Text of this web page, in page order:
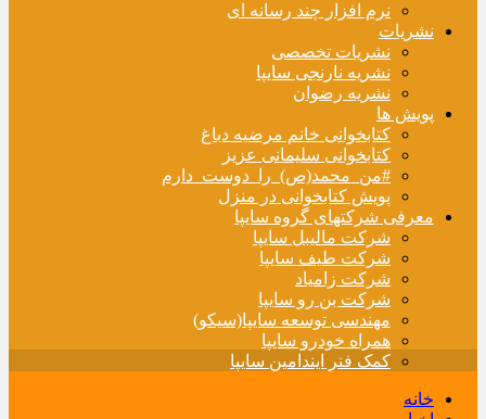
نرم افزار چند رسانه ای
نشریات
نشریات تخصصی
نشریه نارنجی سایپا
نشریه رضوان
پویش ها
کتابخوانی خانم مرضیه دباغ
کتابخوانی سلیمانی عزیز
#من_محمد(ص)_را_دوست_دارم
پویش کتابخوانی در منزل
معرفی شرکتهای گروه سایپا
شرکت مالیبل سایپا
شرکت طیف سایپا
شرکت زامیاد
شرکت بن رو سایپا
مهندسی توسعه سایپا(سیکو)
همراه خودرو سایپا
کمک فنر ایندامین سایپا
خانه